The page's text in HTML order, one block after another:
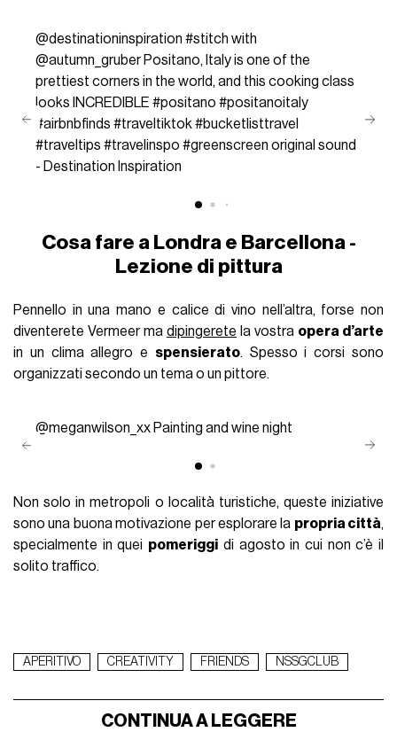
@destinationinspiration #stitch with
@autumn_gruber Positano, Italy is one of the
prettiest corners in the world, and this cooking class
looks INCREDIBLE #positano #positanoitaly
#airbnbfinds #traveltiktok #bucketlisttravel
#traveltips #travelinspo #greenscreen original sound
- Destination Inspiration
Cosa fare a Londra e Barcellona -
Lezione di pittura
Pennello in una mano e calice di vino nell’altra, forse non
diventerete Vermeer madipingerete la vostra opera d’arte
in un clima allegro e spensierato. Spesso i corsi sono
organizzati secondo un tema o un pittore.
@meganwilson_xxPainting and wine night
Non solo in metropoli o località turistiche, queste iniziative
sono una buona motivazione per esplorare la propria città,
specialmente in quei pomeriggi di agosto in cui non c’è il
solito traffico.
APERITIVO CREATIVITY FRIENDS NSSGCLUB
CONTINUA A LEGGERE